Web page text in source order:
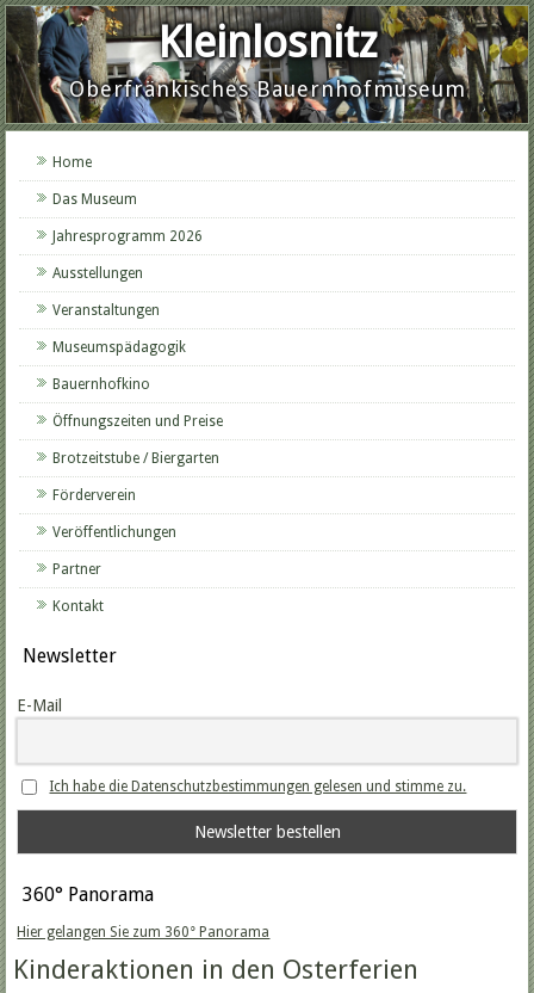
Kleinlosnitz
Oberfränkisches Bauernhofmuseum
Home
Das Museum
Jahresprogramm 2026
Ausstellungen
Veranstaltungen
Museumspädagogik
Bauernhofkino
Öffnungszeiten und Preise
Brotzeitstube / Biergarten
Förderverein
Veröffentlichungen
Partner
Kontakt
Newsletter
E-Mail
Ich habe die Datenschutzbestimmungen gelesen und stimme zu.
360° Panorama
Hier gelangen Sie zum 360° Panorama
Kinderaktionen in den Osterferien